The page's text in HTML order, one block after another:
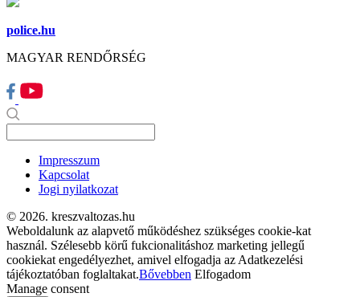
police.hu
MAGYAR RENDŐRSÉG
Impresszum
Kapcsolat
Jogi nyilatkozat
© 2026. kreszvaltozas.hu
Weboldalunk az alapvető működéshez szükséges cookie-kat
használ. Szélesebb körű fukcionalitáshoz marketing jellegű
cookiekat engedélyezhet, amivel elfogadja az Adatkezelési
tájékoztatóban foglaltakat.Bővebben Elfogadom
Manage consent